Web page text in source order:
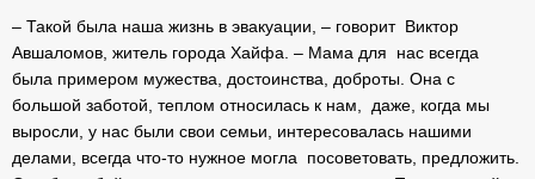
– Такой была наша жизнь в эвакуации, – говорит Виктор
Авшаломов, житель города Хайфа. – Мама для нас всегда
была примером мужества, достоинства, доброты. Она с
большой заботой, теплом относилась к нам, даже, когда мы
выросли, у нас были свои семьи, интересовалась нашими
делами, всегда что-то нужное могла посоветовать, предложить.